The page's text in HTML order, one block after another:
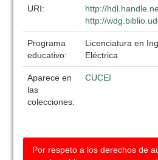
URI:
http://
http://
Programa
educativo:
Licenciatura en
Eléctrica
Aparece en
las
colecciones:
CUCEI
Por respeto a los derechos de